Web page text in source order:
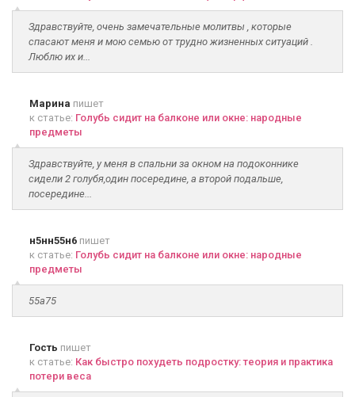
Здравствуйте, очень замечательные молитвы , которые
спасают меня и мою семью от трудно жизненных ситуаций .
Люблю их и...
Марина пишет
к статье: Голубь сидит на балконе или окне: народные
предметы
Здравствуйте, у меня в спальни за окном на подоконнике
сидели 2 голубя,один посередине, а второй подальше,
посередине...
н5нн55н6 пишет
к статье: Голубь сидит на балконе или окне: народные
предметы
55а75
Гость пишет
к статье: Как быстро похудеть подростку: теория и практика
потери веса